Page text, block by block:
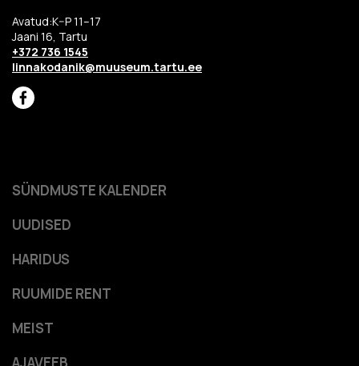
Avatud:K–P 11–17
Jaani 16, Tartu
+372 736 1545
linnakodanik@muuseum.tartu.ee
HARIDUS
RUUMIDE RENT
MEIST
SÜNDMUSTE KALENDER
UUDISED